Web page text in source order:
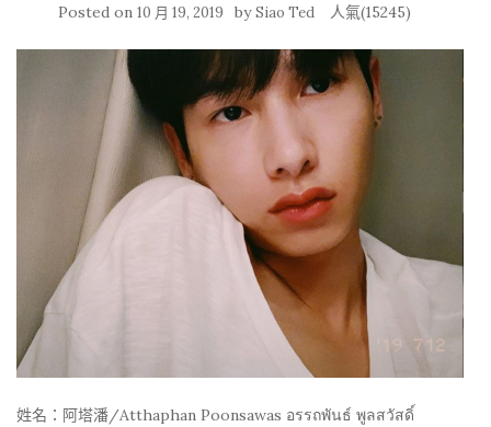
Posted on 10 月 19, 2019 bySiao Ted 人氣(15245)
姓名：阿塔潘/Atthaphan Poonsawas อรรถพันธ์ พูลสวัสดิ์